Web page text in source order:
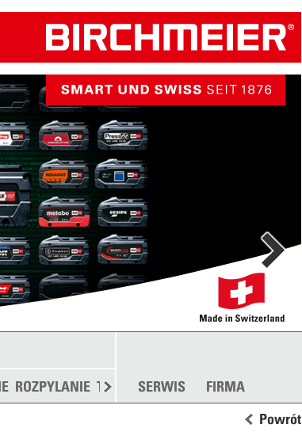
ROZPYLANIE TANKOWANIE ROZSYPYWANIE
SERWIS FIRMA
Powrót